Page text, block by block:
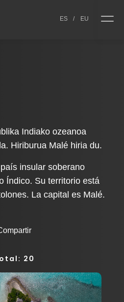
ES / EU
Indiako ozeanoa
Hiriburua Malé hiria du.
insular soberano
Índico. Su territorio está
La capital es Malé.
20